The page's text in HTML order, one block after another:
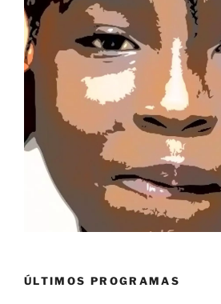
ÚLTIMOS PROGRAMAS